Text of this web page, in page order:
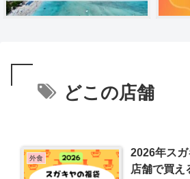
どこの店舗
外食
2026年ス
店舗で買え